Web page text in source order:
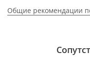
Общие рекомендации